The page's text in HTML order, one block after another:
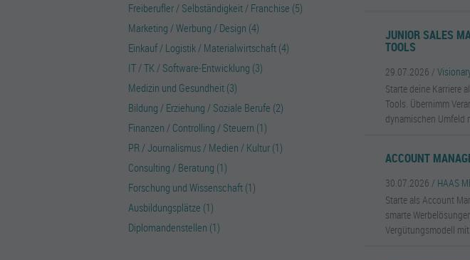
Freiberufler / Selbständigkeit / Franchise (5)
Marketing / Werbung / Design (4)
Einkauf / Logistik / Materialwirtschaft (4)
IT / TK / Software-Entwicklung (3)
Medizin und Gesundheit (3)
Bildung / Erziehung / Soziale Berufe (2)
Finanzen / Controlling / Steuern (1)
PR / Journalismus / Medien / Kultur (1)
Consulting / Beratung (1)
Forschung und Wissenschaft (1)
Ausbildungsplätze (1)
Diplomandenstellen (1)
JUNIOR SALES
OOLS
29.07.2026 /
Starte deine Karriere
Tools. Übernimm
dynamischen Umfeld
ACCOUNT
30.07.2026 / HAAS
Starte als Account
smarte
Vergütungsmodell